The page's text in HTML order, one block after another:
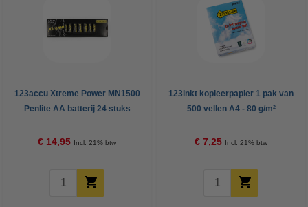
123accu Xtreme Power MN1500
Penlite AA batterij 24 stuks
€ 14,95 Incl. 21% btw
123inkt kopieerpapier 1 pak van
500 vellen A4 - 80 g/m²
€ 7,25 Incl. 21% btw